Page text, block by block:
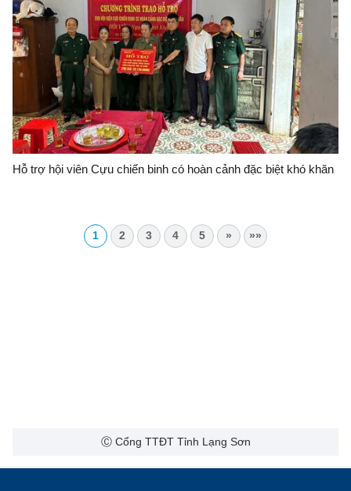
Hỗ trợ hội viên Cựu chiến binh có hoàn cảnh đặc biệt khó khăn
1 2 3 4 5 » »»
Ⓒ Cổng TTĐT Tỉnh Lạng Sơn